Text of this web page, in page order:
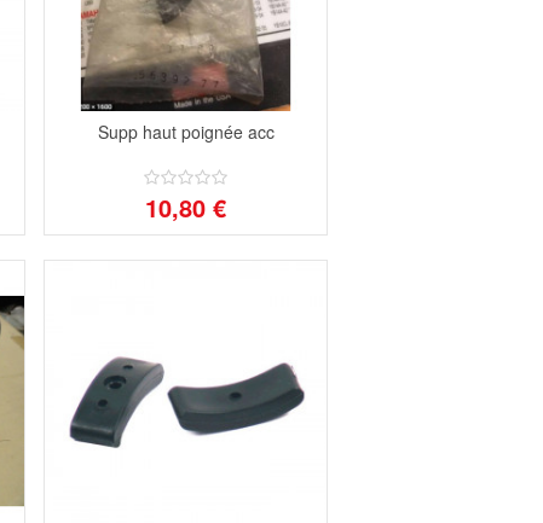
Supp haut poignée acc
10,80 €